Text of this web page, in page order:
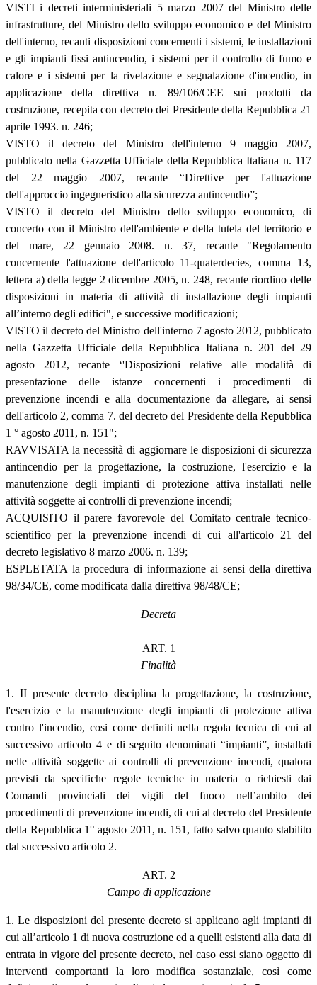
VISTI i decreti interministeriali 5 marzo 2007 del Ministro delle
infrastrutture, del Ministro dello sviluppo economico e del Ministro
dell'interno, recanti disposizioni concernenti i sistemi, le installazioni
e gli impianti fissi antincendio, i sistemi per il controllo di fumo e
calore e i sistemi per la rivelazione e segnalazione d'incendio, in
applicazione della direttiva n. 89/106/CEE sui prodotti da
costruzione, recepita con decreto dei Presidente della Repubblica 21
aprile 1993. n. 246;
VISTO il decreto del Ministro dell'interno 9 maggio 2007,
pubblicato nella Gazzetta Ufficiale della Repubblica Italiana n. 117
del 22 maggio 2007, recante “Direttive per l'attuazione
dell'approccio ingegneristico alla sicurezza antincendio”;
VISTO il decreto del Ministro dello sviluppo economico, di
concerto con il Ministro dell'ambiente e della tutela del territorio e
del mare, 22 gennaio 2008. n. 37, recante "Regolamento
concernente l'attuazione dell'articolo 11-quaterdecies, comma 13,
lettera a) della legge 2 dicembre 2005, n. 248, recante riordino delle
disposizioni in materia di attività di installazione degli impianti
all’interno degli edifici", e successive modificazioni;
VISTO il decreto del Ministro dell'interno 7 agosto 2012, pubblicato
nella Gazzetta Ufficiale della Repubblica Italiana n. 201 del 29
agosto 2012, recante ‘'Disposizioni relative alle modalità di
presentazione delle istanze concernenti i procedimenti di
prevenzione incendi e alla documentazione da allegare, ai sensi
dell'articolo 2, comma 7. del decreto del Presidente della Repubblica
1 ° agosto 2011, n. 151";
RAVVISATA la necessità di aggiornare le disposizioni di sicurezza
antincendio per la progettazione, la costruzione, l'esercizio e la
manutenzione degli impianti di protezione attiva installati nelle
attività soggette ai controlli di prevenzione incendi;
ACQUISITO il parere favorevole del Comitato centrale tecnico-
scientifico per la prevenzione incendi di cui all'articolo 21 del
decreto legislativo 8 marzo 2006. n. 139;
ESPLETATA la procedura di informazione ai sensi della direttiva
98/34/CE, come modificata dalla direttiva 98/48/CE;
Decreta
ART. 1
Finalità
1. II presente decreto disciplina la progettazione, la costruzione,
l'esercizio e la manutenzione degli impianti di protezione attiva
contro l'incendio, cosi come definiti nella regola tecnica di cui al
successivo articolo 4 e di seguito denominati “impianti”, installati
nelle attività soggette ai controlli di prevenzione incendi, qualora
previsti da specifiche regole tecniche in materia o richiesti dai
Comandi provinciali dei vigili del fuoco nell’ambito dei
procedimenti di prevenzione incendi, di cui al decreto del Presidente
della Repubblica 1° agosto 2011, n. 151, fatto salvo quanto stabilito
dal successivo articolo 2.
ART. 2
Campo di applicazione
1. Le disposizioni del presente decreto si applicano agli impianti di
cui all’articolo 1 di nuova costruzione ed a quelli esistenti alla data di
entrata in vigore del presente decreto, nel caso essi siano oggetto di
interventi comportanti la loro modifica sostanziale, così come